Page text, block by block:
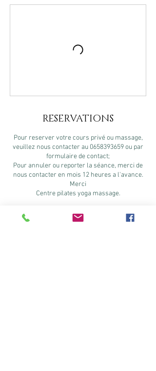
RESERVATIONS
Pour reserver votre cours privé ou massage,
veuillez nous contacter au 0658393659 ou par
formulaire de contact;
Pour annuler ou reporter la séance, merci de
nous contacter en mois 12 heures a l'avance.
Merci
Centre pilates yoga massage.